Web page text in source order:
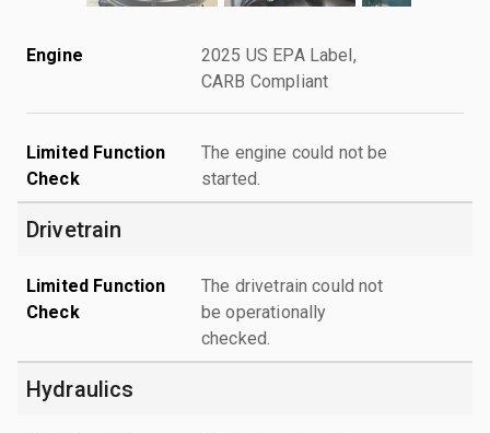
Engine
2025 US EPA Label,
CARB Compliant
Limited Function
Check
The engine could not be
started.
Drivetrain
Limited Function
Check
The drivetrain could not
be operationally
checked.
Hydraulics